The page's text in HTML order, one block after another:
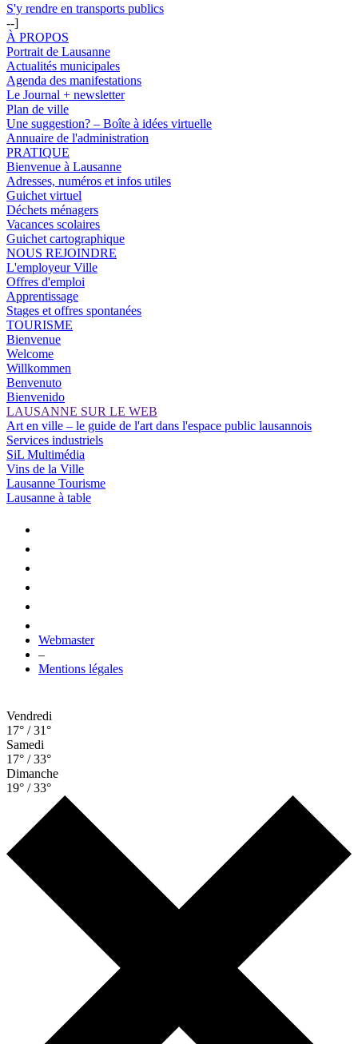
S'y rendre en transports publics
--]
À PROPOS
Portrait de Lausanne
Actualités municipales
Agenda des manifestations
Le Journal + newsletter
Plan de ville
Une suggestion? – Boîte à idées virtuelle
Annuaire de l'administration
PRATIQUE
Bienvenue à Lausanne
Adresses, numéros et infos utiles
Guichet virtuel
Déchets ménagers
Vacances scolaires
Guichet cartographique
NOUS REJOINDRE
L'employeur Ville
Offres d'emploi
Apprentissage
Stages et offres spontanées
TOURISME
Bienvenue
Welcome
Willkommen
Benvenuto
Bienvenido
LAUSANNE SUR LE WEB
Art en ville – le guide de l'art dans l'espace public lausannois
Services industriels
SiL Multimédia
Vins de la Ville
Lausanne Tourisme
Lausanne à table
Webmaster
–
Mentions légales
Vendredi
17° / 31°
Samedi
17° / 33°
Dimanche
19° / 33°